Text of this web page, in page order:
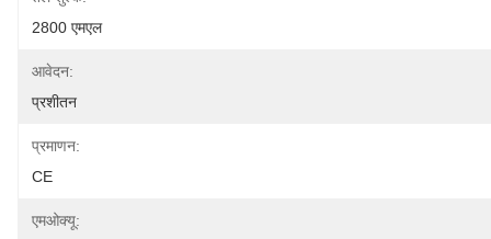
2800 एमएल
आवेदन:
प्रशीतन
प्रमाणन:
CE
एमओक्यू: